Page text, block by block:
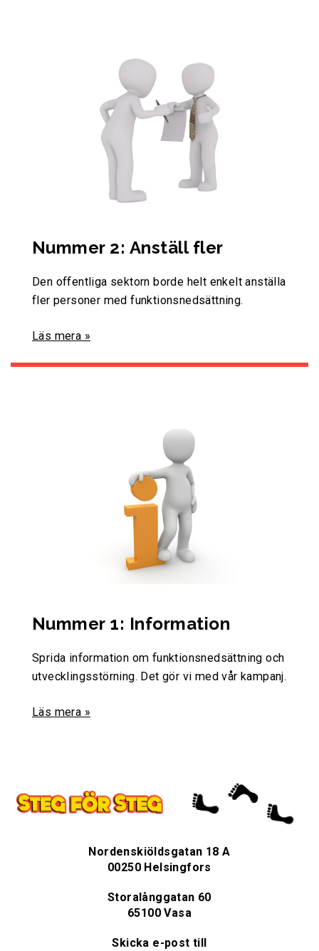
Nummer 2: Anställ fler
Den offentliga sektorn borde helt enkelt anställa
fler personer med funktionsnedsättning.
Läs mera »
Nummer 1: Information
Sprida information om funktionsnedsättning och
utvecklingsstörning. Det gör vi med vår kampanj.
Läs mera »
Nordenskiöldsgatan 18 A
00250 Helsingfors
Storalånggatan 60
65100 Vasa
Skicka e-post till